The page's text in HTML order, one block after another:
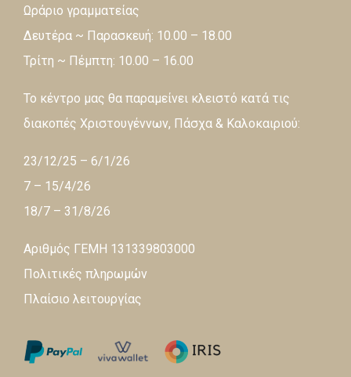
Ωράριο γραμματείας
Δευτέρα ~ Παρασκευή: 10.00 – 18.00
Τρίτη ~ Πέμπτη: 10.00 – 16.00
Το κέντρο μας θα παραμείνει κλειστό κατά τις
διακοπές Χριστουγέννων, Πάσχα & Καλοκαιριού:
23/12/25 – 6/1/26
7 – 15/4/26
18/7 – 31/8/26
Αριθμός ΓΕΜΗ 131339803000
Πολιτικές πληρωμών
Πλαίσιο λειτουργίας